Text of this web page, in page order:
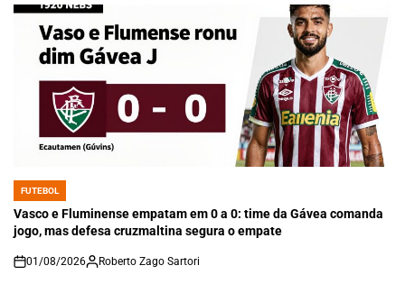
POSTED
IN
FUTEBOL
Vasco e Fluminense empatam em 0 a 0: time da Gávea comanda
jogo, mas defesa cruzmaltina segura o empate
on
01/08/2026 Roberto Zago Sartori